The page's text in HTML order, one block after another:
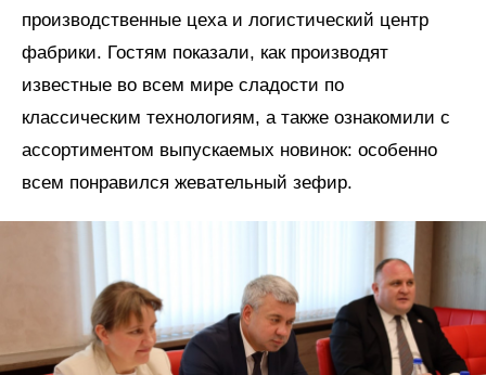
производственные цеха и логистический центр
фабрики. Гостям показали, как производят
известные во всем мире сладости по
классическим технологиям, а также ознакомили с
ассортиментом выпускаемых новинок: особенно
всем понравился жевательный зефир.